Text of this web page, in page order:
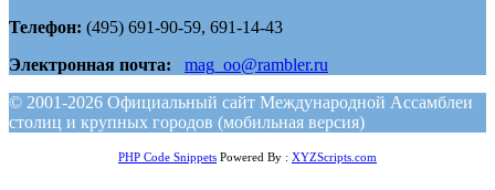
Телефон: (495) 691-90-59, 691-14-43
Электронная почта:
mag_oo@rambler.ru
© 2001-2026 Официальный сайт Международной Ассамблеи
столиц и крупных городов (мобильная версия)
PHP Code Snippets Powered By : XYZScripts.com